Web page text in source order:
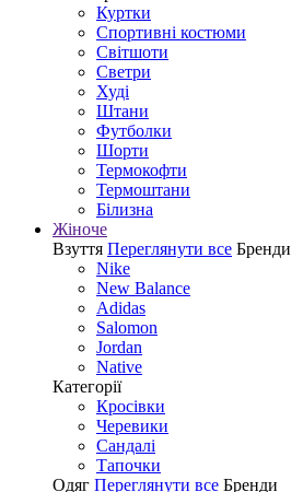
Куртки
Спортивні костюми
Світшоти
Светри
Худі
Штани
Футболки
Шорти
Термокофти
Термоштани
Білизна
Жіноче
Взуття Переглянути все Бренди
Nike
New Balance
Adidas
Salomon
Jordan
Native
Категорії
Кросівки
Черевики
Сандалі
Tапочки
Одяг Переглянути все Бренди